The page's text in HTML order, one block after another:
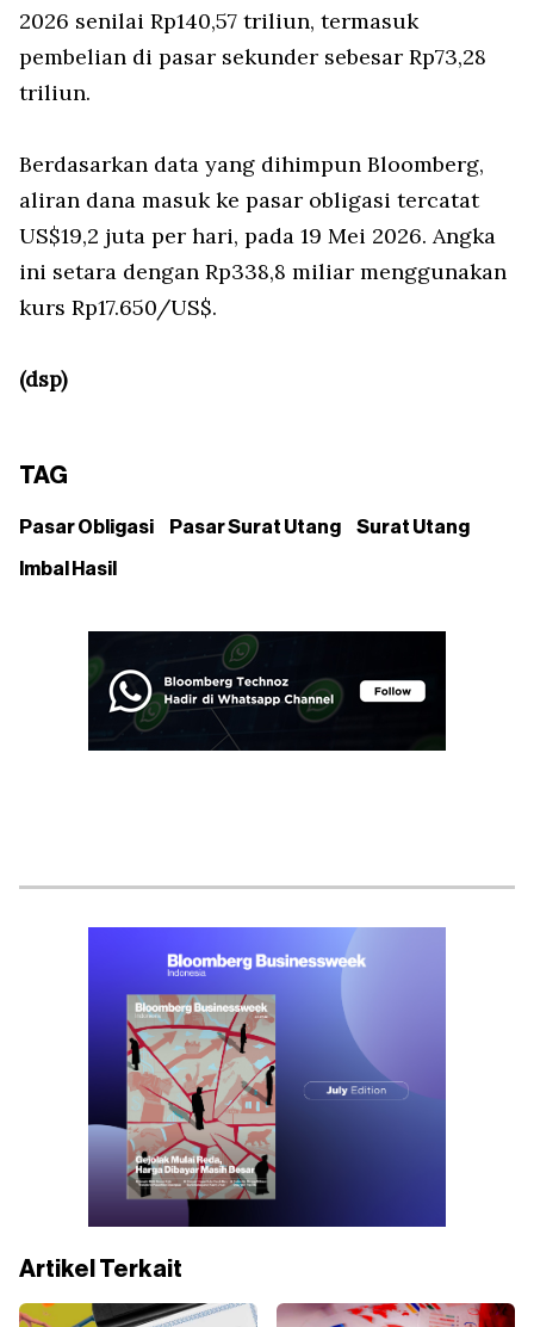
2026 senilai Rp140,57 triliun, termasuk
pembelian di pasar sekunder sebesar Rp73,28
triliun.
Berdasarkan data yang dihimpun Bloomberg,
aliran dana masuk ke pasar obligasi tercatat
US$19,2 juta per hari, pada 19 Mei 2026. Angka
ini setara dengan Rp338,8 miliar menggunakan
kurs Rp17.650/US$.
(dsp)
TAG
Pasar Obligasi Pasar Surat Utang Surat Utang
Imbal Hasil
Artikel Terkait